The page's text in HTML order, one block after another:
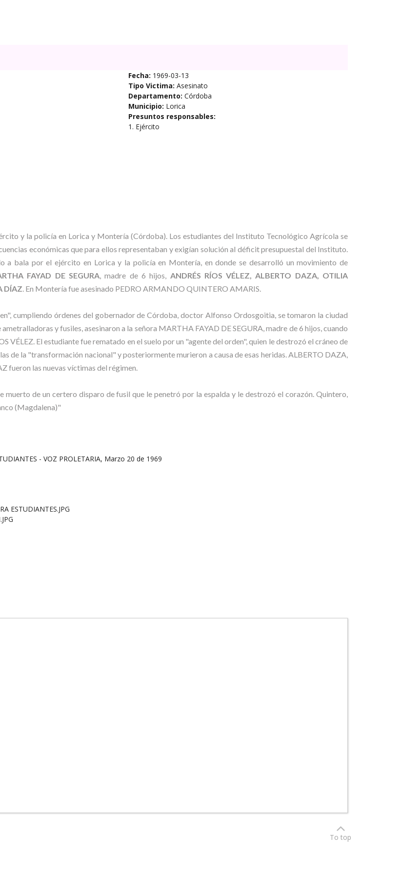
Fecha: 1969-03-13
Tipo Victima: Asesinato
Departamento: Córdoba
Municipio: Lorica
Presuntos responsables:
1. Ejército
y la policía en Lorica y Montería (Córdoba). Los estudiantes del Instituto Tecnológico Agrícola se
económicas que para ellos representaban y exigían solución al déficit presupuestal del Instituto.
a bala por el ejército en Lorica y la policía en Montería, en donde se desarrolló un movimiento de
FAYAD DE SEGURA, madre de 6 hijos, ANDRÉS RÍOS VÉLEZ, ALBERTO DAZA, OTILIA
DÍAZ. En Montería fue asesinado PEDRO ARMANDO QUINTERO AMARIS.
cumpliendo órdenes del gobernador de Córdoba, doctor Alfonso Ordosgoitia, se tomaron la ciudad
y fusiles, asesinaron a la señora MARTHA FAYAD DE SEGURA, madre de 6 hijos, cuando
VÉLEZ. El estudiante fue rematado en el suelo por un "agente del orden", quien le destrozó el cráneo de
de la "transformación nacional" y posteriormente murieron a causa de esas heridas. ALBERTO DAZA,
fueron las nuevas víctimas del régimen.
de un certero disparo de fusil que le penetró por la espalda y le destrozó el corazón. Quintero,
(Magdalena)"
- VOZ PROLETARIA, Marzo 20 de 1969
ESTUDIANTES.JPG
To top